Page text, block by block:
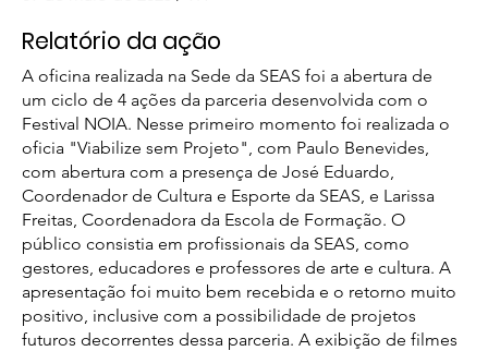
Relatório da ação
A oficina realizada na Sede da SEAS foi a abertura de
um ciclo de 4 ações da parceria desenvolvida com o
Festival NOIA. Nesse primeiro momento foi realizada o
oficia "Viabilize sem Projeto", com Paulo Benevides,
com abertura com a presença de José Eduardo,
Coordenador de Cultura e Esporte da SEAS, e Larissa
Freitas, Coordenadora da Escola de Formação. O
público consistia em profissionais da SEAS, como
gestores, educadores e professores de arte e cultura. A
apresentação foi muito bem recebida e o retorno muito
positivo, inclusive com a possibilidade de projetos
futuros decorrentes dessa parceria. A exibição de filmes